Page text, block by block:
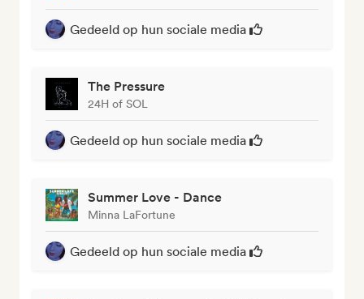
Gedeeld op hun sociale media
The Pressure
24H of SOL
Gedeeld op hun sociale media
Summer Love - Dance
Minna LaFortune
Gedeeld op hun sociale media